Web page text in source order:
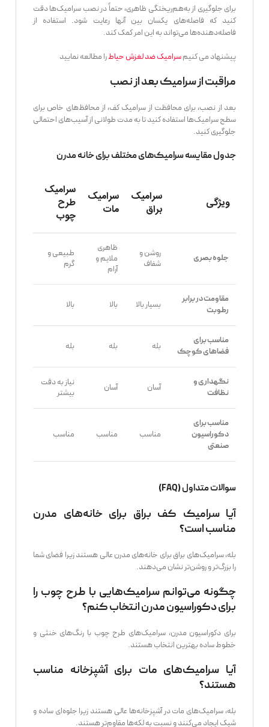
برای جلوگیری از به‌هم‌ریختگی ظاهری، حتماً در نصب سرامیک‌ها دقت
کنید که فاصله‌های یکسان بین آنها رعایت شود. استفاده از
فاصله‌دهنده‌ها می‌تواند به این امر کمک کند.
پیشنهاد می کنیمسرامیک ضد لغزش حیاطرا مطالعه نمایید
مراقبت از سرامیک بعد از نصب
بعد از نصب، برای محافظت از سرامیک کف، از محافظ‌های خاص برای
سطح سرامیک‌ها استفاده کنید تا به مدت طولانی از آسیب‌های احتمالی
جلوگیری کنید.
جدول مقایسه سرامیک‌های مختلف برای خانه مدرن
ویژگی
سرامیک
براق
سرامیک
مات
سرامیک
طرح
چوب
جلوه بصری
روشن و
شفاف
ظاهری
ملایم و
آرام
طبیعی و
گرم
مقاومت در برابر
رطوبت
بسیار بالا بالا بالا
مناسب برای
فضاهای کوچک
بله بله بله
نگهداری و
نظافت
آسان آسان
نیاز به دقت
بیشتر
مناسب برای
دکوراسیون
صنعتی
مناسب مناسب مناسب
سوالات متداول (FAQ)
آیا سرامیک کف براق برای خانه‌های مدرن
مناسب است؟
بله، سرامیک‌های براق برای خانه‌های مدرن عالی هستند زیرا فضای شما
را بزرگ‌تر و روشن‌تر نشان می‌دهند.
چگونه می‌توانم سرامیک‌هایی با طرح چوب را
برای دکوراسیون مدرن انتخاب کنم؟
برای دکوراسیون مدرن، سرامیک‌های طرح چوب با رنگ‌های خنثی و
خطوط ساده بهترین انتخاب هستند.
آیا سرامیک‌های مات برای آشپزخانه مناسب
هستند؟
بله، سرامیک‌های مات در آشپزخانه‌ها عالی هستند زیرا جلوه‌ای ساده و
شیک ایجاد می‌کنند و نسبت به لکه‌ها مقاوم‌تر هستند.